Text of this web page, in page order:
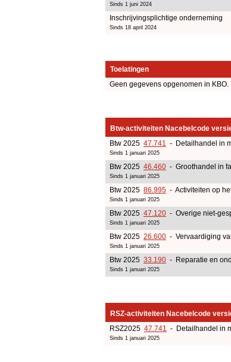
Sinds 1 juni 2024
Inschrijvingsplichtige onderneming
Sinds 18 april 2024
Toelatingen
Geen gegevens opgenomen in KBO.
Btw-activiteiten Nacebelcode
Btw 2025 47.741 - Detailhandel in
Sinds 1 januari 2025
Btw 2025 46.460 - Groothandel in
Sinds 1 januari 2025
Btw 2025 86.995 - Activiteiten op
Sinds 1 januari 2025
Btw 2025 47.120 - Overige niet-
Sinds 1 januari 2025
Btw 2025 26.600 - Vervaardiging
Sinds 1 januari 2025
Btw 2025 33.190 - Reparatie en
Sinds 1 januari 2025
RSZ-activiteiten Nacebelcode
RSZ2025 47.741 - Detailhandel in
Sinds 1 januari 2025